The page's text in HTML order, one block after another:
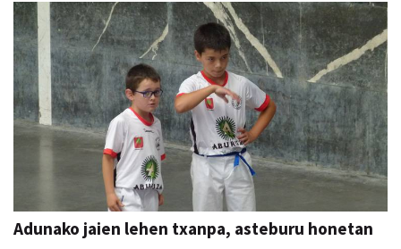
Adunako jaien lehen txanpa, asteburu honetan